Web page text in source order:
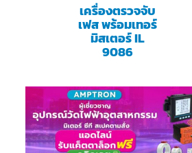
เครื่องตรวจจับ
เฟส พร้อมเทอร์
มิสเตอร์ IL
9086